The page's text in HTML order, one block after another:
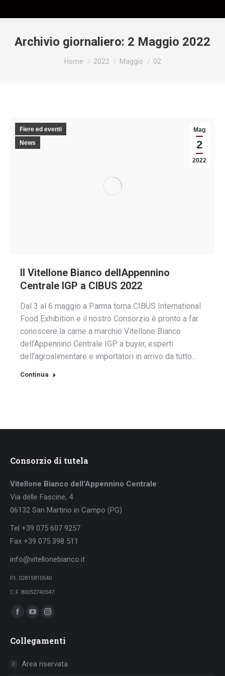
Archivio giornaliero: 2 Maggio 2022
Tu sei qui:
Home 2022 Maggio 02
Mag
2
2022
Fiere ed eventi
News
Il Vitellone Bianco dellAppennino
Centrale IGP a CIBUS 2022
Dal 3 al 6 maggio a Parma torna CIBUS International
Food Exhibition e il nostro Consorzio è pronto a far
conoscere la carne a marchio Vitellone Bianco
dell’Appennino Centrale IGP a buyer, esperti
dell’agroalimentare e importatori in arrivo da tutto…
Continua
Consorzio di tutela
Vitellone Bianco dell'Appennino Centrale
Via delle Fascine, 4
06132 San Martino in Campo (PG)
Tel +39 075 607 9257
Fax +39 075 398 511
info@vitellonebianco.it
P.I. 02815810540
C.F. 80052740547
Ci puoi trovare su:
Facebook
opens
YouTube
opens
Instagram
opens
Collegamenti
Area riservata